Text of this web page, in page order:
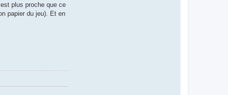
plus proche que ce
papier du jeu). Et en